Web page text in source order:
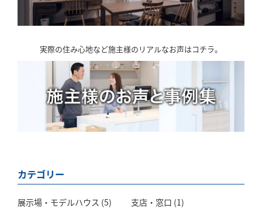
実際の住み心地など施主様のリアルなお声はコチラ。
カテゴリー
展示場・モデルハウス (5) 支店・窓口 (1)